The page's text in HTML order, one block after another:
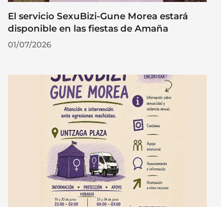
El servicio SexuBizi-Gune Morea estará
disponible en las fiestas de Amaña
01/07/2026